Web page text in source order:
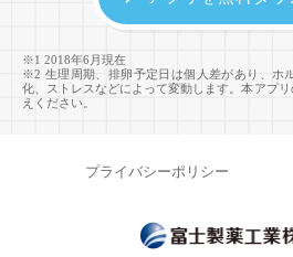
※1 2018年6月現在
※2 生理周期、排卵予定日は個人差があり、ホ
化、ストレスなどによって変動します。本アプ
えください。
プライバシーポリシー